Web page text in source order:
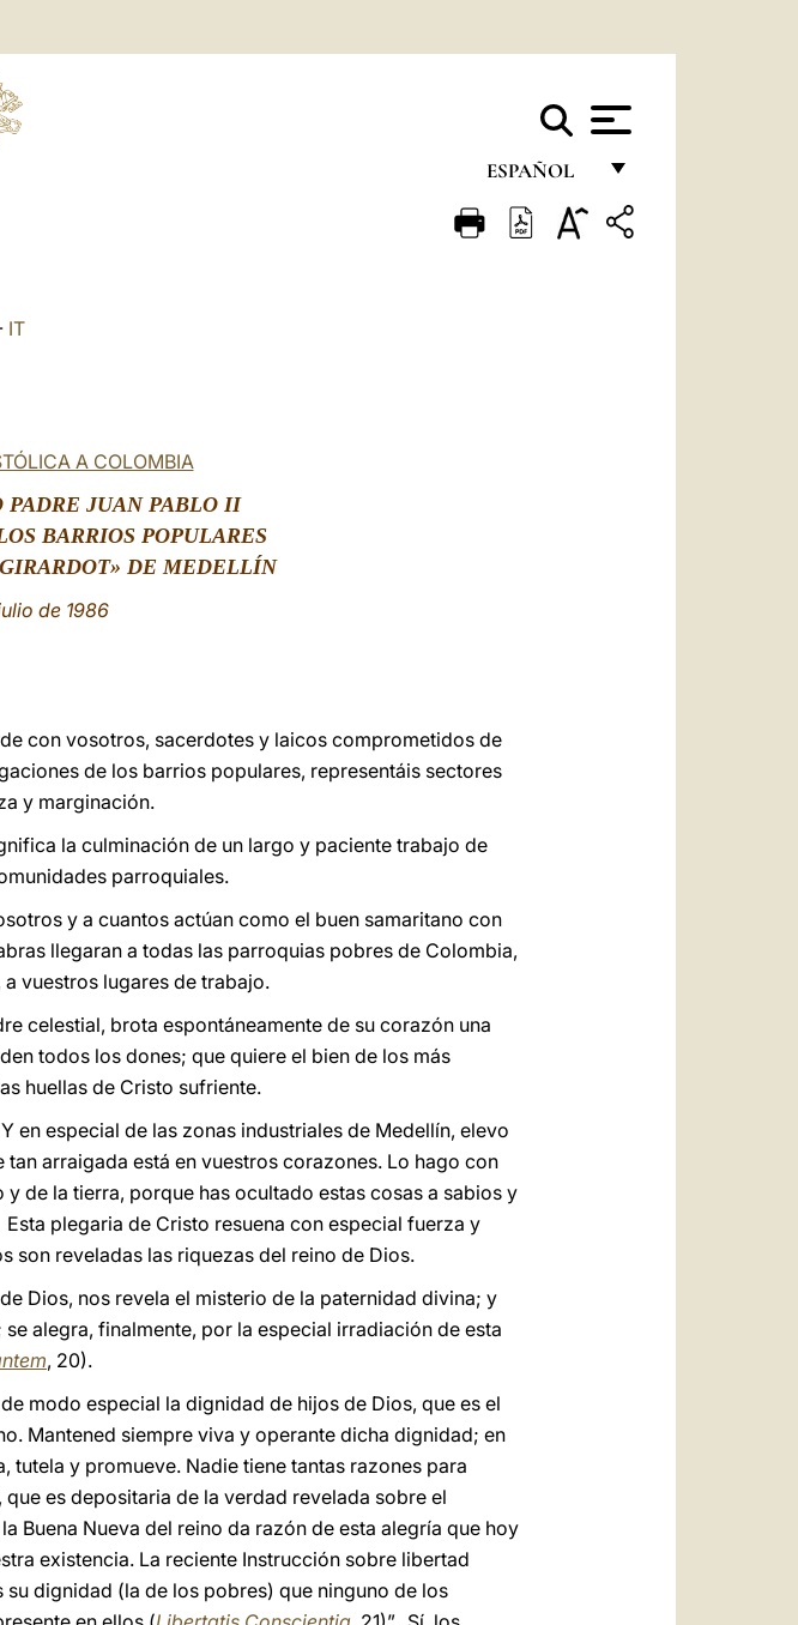
ESPAÑOL
FRANÇAIS
IT
A COLOMBIA
PADRE JUAN PABLO II
BARRIOS POPULARES
DE MEDELLÍN
de 1986
con vosotros, sacerdotes y laicos comprometidos de
de los barrios populares, representáis sectores
y marginación.
la culminación de un largo y paciente trabajo de
parroquiales.
y a cuantos actúan como el buen samaritano con
llegaran a todas las parroquias pobres de Colombia,
vuestros lugares de trabajo.
celestial, brota espontáneamente de su corazón una
todos los dones; que quiere el bien de los más
huellas de Cristo sufriente.
especial de las zonas industriales de Medellín, elevo
arraigada está en vuestros corazones. Lo hago con
de la tierra, porque has ocultado estas cosas a sabios y
Esta plegaria de Cristo resuena con especial fuerza y
son reveladas las riquezas del reino de Dios.
Dios, nos revela el misterio de la paternidad divina; y
alegra, finalmente, por la especial irradiación de esta
, 20).
modo especial la dignidad de hijos de Dios, que es el
Mantened siempre viva y operante dicha dignidad; en
tutela y promueve. Nadie tiene tantas razones para
es depositaria de la verdad revelada sobre el
Buena Nueva del reino da razón de esta alegría que hoy
existencia. La reciente Instrucción sobre libertad
dignidad (la de los pobres) que ninguno de los